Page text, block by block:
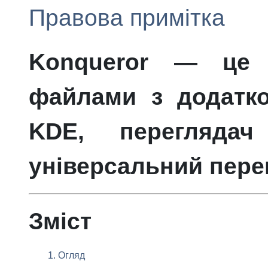
Правова примітка
Konqueror — це
файлами з
KDE,
універсальний
Зміст
1. Огляд